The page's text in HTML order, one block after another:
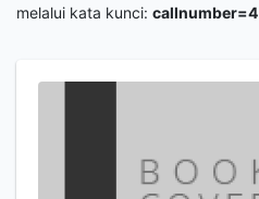
melalui kata kunci: callnumber=4